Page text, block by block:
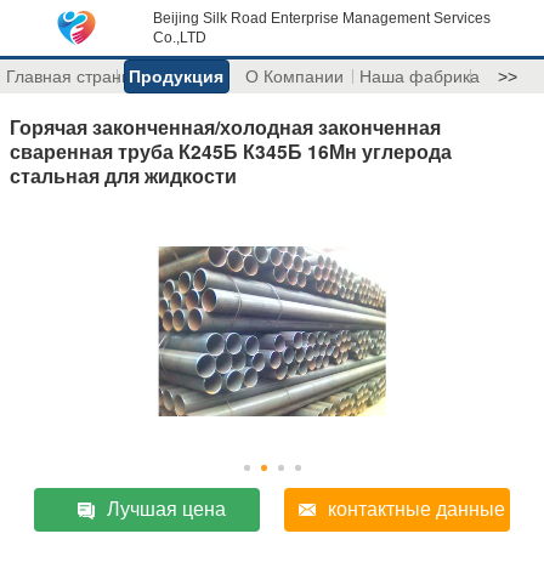
Beijing Silk Road Enterprise Management Services
Co.,LTD
Главная страницаПродукция О Компании Наша фабрика >>
Горячая законченная/холодная законченная
сваренная труба К245Б К345Б 16Мн углерода
стальная для жидкости
Лучшая цена контактные данные